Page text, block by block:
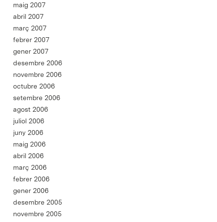
maig 2007
abril 2007
març 2007
febrer 2007
gener 2007
desembre 2006
novembre 2006
octubre 2006
setembre 2006
agost 2006
juliol 2006
juny 2006
maig 2006
abril 2006
març 2006
febrer 2006
gener 2006
desembre 2005
novembre 2005